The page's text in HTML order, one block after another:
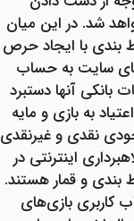
شد. در این میان
با ایجاد حرص
سایت به حساب
بانکی آنها دستبرد
به بازی و مایه
نقدی و غیرنقدی
اینترنتی در
و قمار هستند.
کاربری بازی‌های